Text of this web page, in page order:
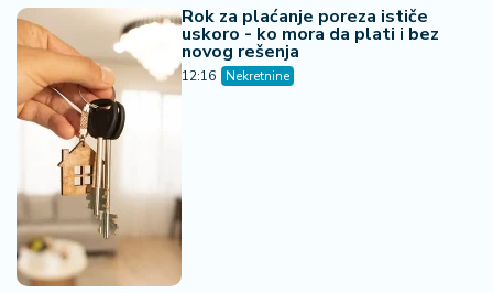
Rok za plaćanje poreza ističe
uskoro - ko mora da plati i bez
novog rešenja
12:16 Nekretnine